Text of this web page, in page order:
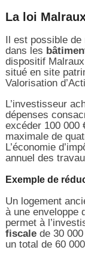
La loi
Il est possible de
dans les
dispositif
situé en site
Valorisation
L’investisseur
dépenses
excéder 100 000
maximale de
L’économie
annuel des
Exemple de
Un logement
à une enveloppe
permet à
fiscalede 30 000
un total de 60